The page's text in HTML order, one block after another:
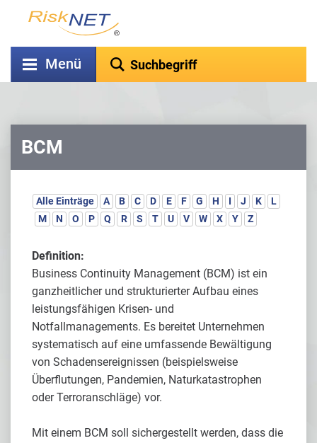
Menü
BCM
Alle Einträge A B C D E F G H I J K
L
M
N O P Q R S T U V W X Y Z
Definition:
Business Continuity Management (BCM) ist ein
ganzheitlicher und strukturierter Aufbau eines
leistungsfähigen Krisen- und
Notfallmanagements. Es bereitet Unternehmen
systematisch auf eine umfassende Bewältigung
von Schadensereignissen (beispielsweise
Überflutungen, Pandemien, Naturkatastrophen
oder Terroranschläge) vor.
Mit einem BCM soll sichergestellt werden, dass die